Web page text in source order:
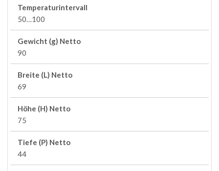
Temperaturintervall
50…100
Gewicht (g) Netto
90
Breite (L) Netto
69
Höhe (H) Netto
75
Tiefe (P) Netto
44